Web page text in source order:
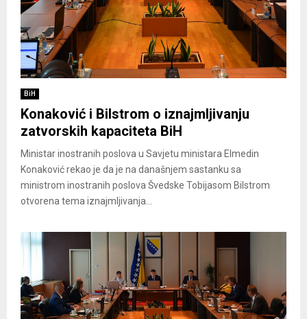
BiH
Konaković i Bilstrom o iznajmljivanju
zatvorskih kapaciteta BiH
Ministar inostranih poslova u Savjetu ministara Elmedin
Konaković rekao je da je na današnjem sastanku sa
ministrom inostranih poslova Švedske Tobijasom Bilstrom
otvorena tema iznajmljivanja...